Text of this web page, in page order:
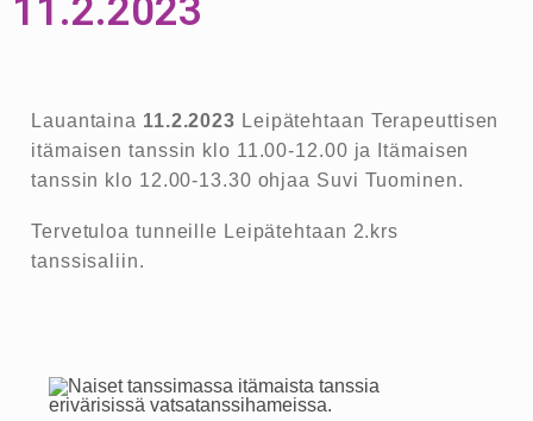
Lauantaina 11.2.2023 Leipätehtaan Terapeuttisen
itämaisen tanssin klo 11.00-12.00 ja Itämaisen
tanssin klo 12.00-13.30 ohjaa Suvi Tuominen.
Tervetuloa tunneille Leipätehtaan 2.krs
tanssisaliin.